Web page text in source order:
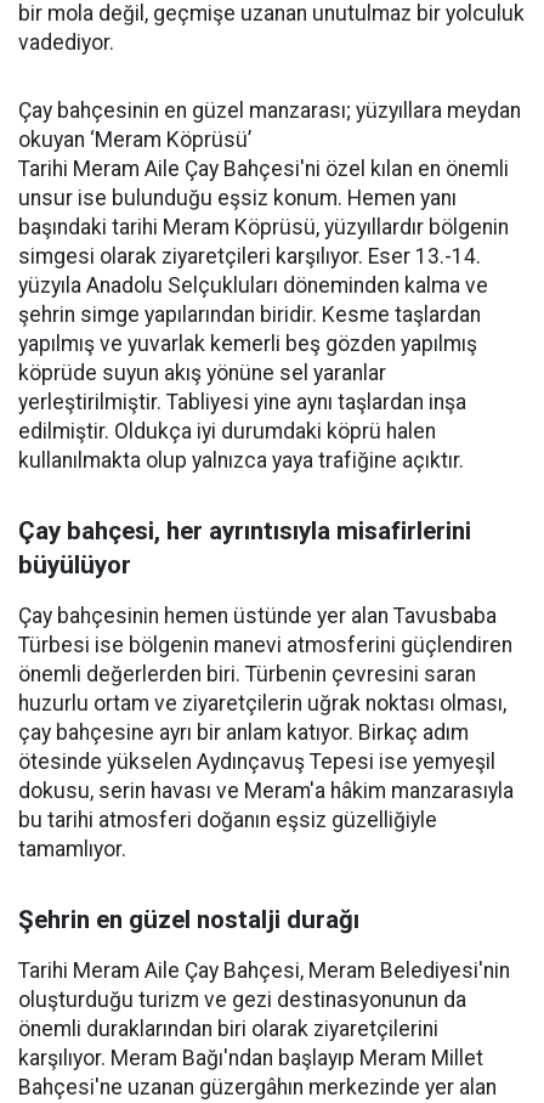
bir mola değil, geçmişe uzanan unutulmaz bir yolculuk
vadediyor.
Çay bahçesinin en güzel manzarası; yüzyıllara meydan
okuyan ‘Meram Köprüsü’
Tarihi Meram Aile Çay Bahçesi'ni özel kılan en önemli
unsur ise bulunduğu eşsiz konum. Hemen yanı
başındaki tarihi Meram Köprüsü, yüzyıllardır bölgenin
simgesi olarak ziyaretçileri karşılıyor. Eser 13.-14.
yüzyıla Anadolu Selçukluları döneminden kalma ve
şehrin simge yapılarından biridir. Kesme taşlardan
yapılmış ve yuvarlak kemerli beş gözden yapılmış
köprüde suyun akış yönüne sel yaranlar
yerleştirilmiştir. Tabliyesi yine aynı taşlardan inşa
edilmiştir. Oldukça iyi durumdaki köprü halen
kullanılmakta olup yalnızca yaya trafiğine açıktır.
Çay bahçesi, her ayrıntısıyla misafirlerini
büyülüyor
Çay bahçesinin hemen üstünde yer alan Tavusbaba
Türbesi ise bölgenin manevi atmosferini güçlendiren
önemli değerlerden biri. Türbenin çevresini saran
huzurlu ortam ve ziyaretçilerin uğrak noktası olması,
çay bahçesine ayrı bir anlam katıyor. Birkaç adım
ötesinde yükselen Aydınçavuş Tepesi ise yemyeşil
dokusu, serin havası ve Meram'a hâkim manzarasıyla
bu tarihi atmosferi doğanın eşsiz güzelliğiyle
tamamlıyor.
Şehrin en güzel nostalji durağı
Tarihi Meram Aile Çay Bahçesi, Meram Belediyesi'nin
oluşturduğu turizm ve gezi destinasyonunun da
önemli duraklarından biri olarak ziyaretçilerini
karşılıyor. Meram Bağı'ndan başlayıp Meram Millet
Bahçesi'ne uzanan güzergâhın merkezinde yer alan